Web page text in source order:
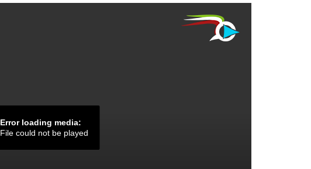
Error loading media:
File could not be played